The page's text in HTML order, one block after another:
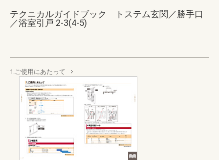
テクニカルガイドブック トステム玄関／勝手口
／浴室引戸 2-3(4-5)
1.ご使用にあたって